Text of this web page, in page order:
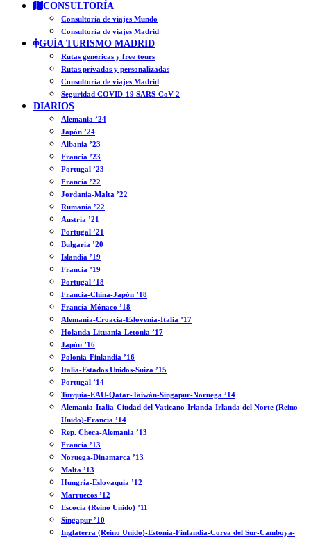
CONSULTORÍA
Consultoría de viajes Mundo
Consultoría de viajes Madrid
GUÍA TURISMO MADRID
Rutas genéricas y free tours
Rutas privadas y personalizadas
Consultoría de viajes Madrid
Seguridad COVID-19 SARS-CoV-2
DIARIOS
Alemania ’24
Japón ’24
Albania ’23
Francia ’23
Portugal ’23
Francia ’22
Jordania-Malta ’22
Rumanía ’22
Austria ’21
Portugal ’21
Bulgaria ’20
Islandia ’19
Francia ’19
Portugal ’18
Francia-China-Japón ’18
Francia-Mónaco ’18
Alemania-Croacia-Eslovenia-Italia ’17
Holanda-Lituania-Letonia ’17
Japón ’16
Polonia-Finlandia ’16
Italia-Estados Unidos-Suiza ’15
Portugal ’14
Turquía-EAU-Qatar-Taiwán-Singapur-Noruega ’14
Alemania-Italia-Ciudad del Vaticano-Irlanda-Irlanda del Norte (Reino
Unido)-Francia ’14
Rep. Checa-Alemania ’13
Francia ’13
Noruega-Dinamarca ’13
Malta ’13
Hungría-Eslovaquia ’12
Marruecos ’12
Escocia (Reino Unido) ’11
Singapur ’10
Inglaterra (Reino Unido)-Estonia-Finlandia-Corea del Sur-Camboya-